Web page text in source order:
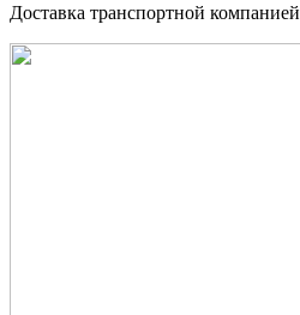
Доставка транспортной компанией